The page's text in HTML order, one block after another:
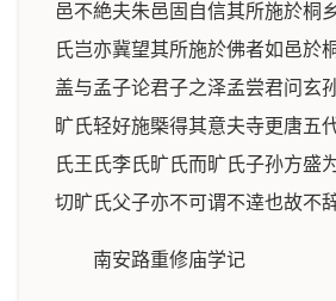
邑不絶夫朱邑固自信其所施於桐
氏岂亦冀望其所施於佛者如邑於
盖与孟子论君子之泽孟尝君问玄
旷氏轻好施槩得其意夫寺更唐五
氏王氏李氏旷氏而旷氏子孙方盛
切旷氏父子亦不可谓不逹也故不
南安路重修庙学记